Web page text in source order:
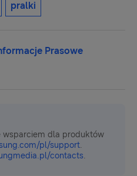
pralki
Prasowe
wsparciem dla produktów
pl/support.
contacts.